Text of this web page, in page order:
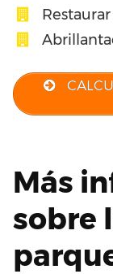
Más
sobre